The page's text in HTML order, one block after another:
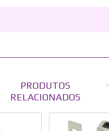
PRODUTOS
RELACIONADOS